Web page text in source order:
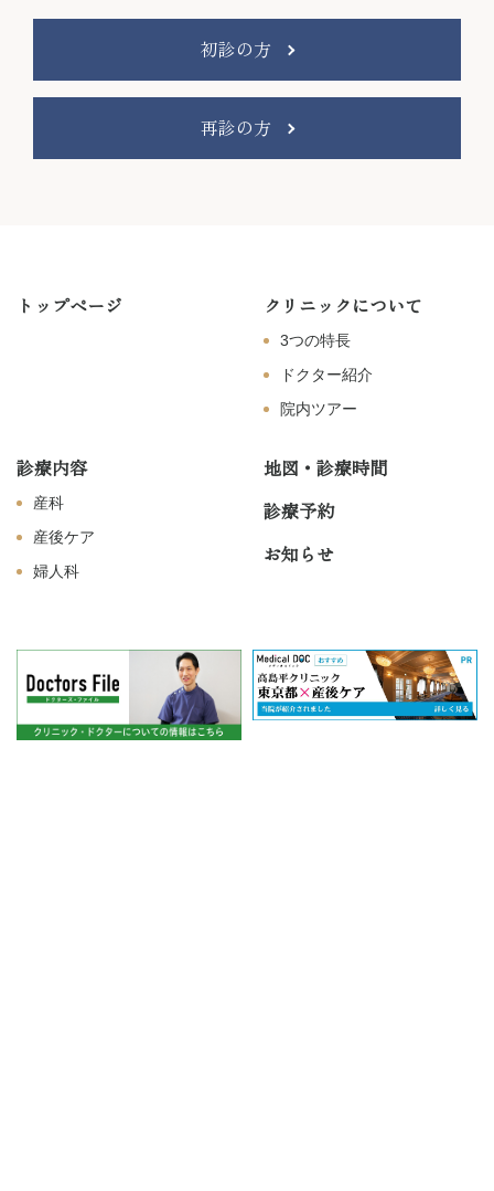
初診の方
再診の方
トップページ クリニックについて
3つの特長
ドクター紹介
院内ツアー
診療内容
産科
産後ケア
婦人科
地図・診療時間
診療予約
お知らせ